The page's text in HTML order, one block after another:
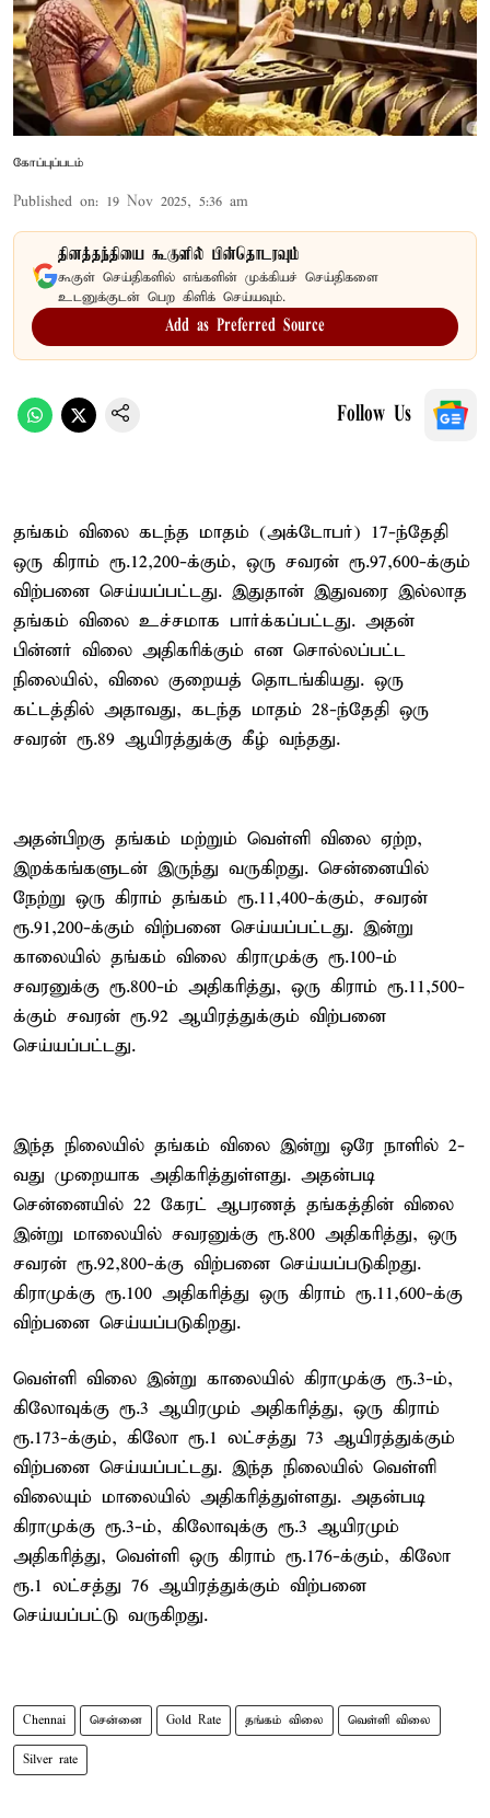
கோப்புப்படம்
Published on: 19 Nov 2025, 5:36 am
தினத்தந்தியை கூகுளில் பின்தொடரவும்
கூகுள் செய்திகளில் எங்களின் முக்கியச் செய்திகளை
உடனுக்குடன் பெற கிளிக் செய்யவும்.
Add as Preferred Source
Follow Us
தங்கம் விலை கடந்த மாதம் (அக்டோபர்) 17-ந்தேதி
ஒரு கிராம் ரூ.12,200-க்கும், ஒரு சவரன் ரூ.97,600-க்கும்
விற்பனை செய்யப்பட்டது. இதுதான் இதுவரை இல்லாத
தங்கம் விலை உச்சமாக பார்க்கப்பட்டது. அதன்
பின்னர் விலை அதிகரிக்கும் என சொல்லப்பட்ட
நிலையில், விலை குறையத் தொடங்கியது. ஒரு
கட்டத்தில் அதாவது, கடந்த மாதம் 28-ந்தேதி ஒரு
சவரன் ரூ.89 ஆயிரத்துக்கு கீழ் வந்தது.
அதன்பிறகு தங்கம் மற்றும் வெள்ளி விலை ஏற்ற,
இறக்கங்களுடன் இருந்து வருகிறது. சென்னையில்
நேற்று ஒரு கிராம் தங்கம் ரூ.11,400-க்கும், சவரன்
ரூ.91,200-க்கும் விற்பனை செய்யப்பட்டது. இன்று
காலையில் தங்கம் விலை கிராமுக்கு ரூ.100-ம்
சவரனுக்கு ரூ.800-ம் அதிகரித்து, ஒரு கிராம் ரூ.11,500-
க்கும் சவரன் ரூ.92 ஆயிரத்துக்கும் விற்பனை
செய்யப்பட்டது.
இந்த நிலையில் தங்கம் விலை இன்று ஒரே நாளில் 2-
வது முறையாக அதிகரித்துள்ளது. அதன்படி
சென்னையில் 22 கேரட் ஆபரணத் தங்கத்தின் விலை
இன்று மாலையில் சவரனுக்கு ரூ.800 அதிகரித்து, ஒரு
சவரன் ரூ.92,800-க்கு விற்பனை செய்யப்படுகிறது.
கிராமுக்கு ரூ.100 அதிகரித்து ஒரு கிராம் ரூ.11,600-க்கு
விற்பனை செய்யப்படுகிறது.
வெள்ளி விலை இன்று காலையில் கிராமுக்கு ரூ.3-ம்,
கிலோவுக்கு ரூ.3 ஆயிரமும் அதிகரித்து, ஒரு கிராம்
ரூ.173-க்கும், கிலோ ரூ.1 லட்சத்து 73 ஆயிரத்துக்கும்
விற்பனை செய்யப்பட்டது. இந்த நிலையில் வெள்ளி
விலையும் மாலையில் அதிகரித்துள்ளது. அதன்படி
கிராமுக்கு ரூ.3-ம், கிலோவுக்கு ரூ.3 ஆயிரமும்
அதிகரித்து, வெள்ளி ஒரு கிராம் ரூ.176-க்கும், கிலோ
ரூ.1 லட்சத்து 76 ஆயிரத்துக்கும் விற்பனை
செய்யப்பட்டு வருகிறது.
Chennai சென்னை Gold Rate தங்கம் விலை வெள்ளி விலை
Silver rate